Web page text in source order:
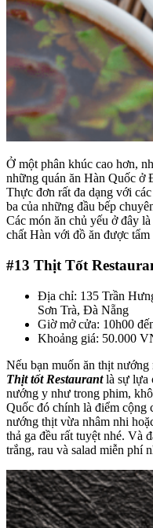
Ở một phân khúc cao hơn,
những quán ăn Hàn Quốc ở
Thực đơn rất đa dạng với
ba của những đầu bếp
Các món ăn chủ yếu ở đây
chất Hàn với đồ ăn được
#13 Thịt Tốt
Địa chỉ: 135 Trần
Sơn Trà, Đà Nẵng
Giờ mở cửa: 10h00
Khoảng giá: 50.000
Nếu bạn muốn ăn thịt
Thịt tốt Restaurantlà sự lựa
nướng y như trong phim,
Quốc đó chính là điểm cộng
nướng thịt vừa nhâm nhi
thả ga đều rất tuyệt nhé. Và
trắng, rau và salad miễn phí